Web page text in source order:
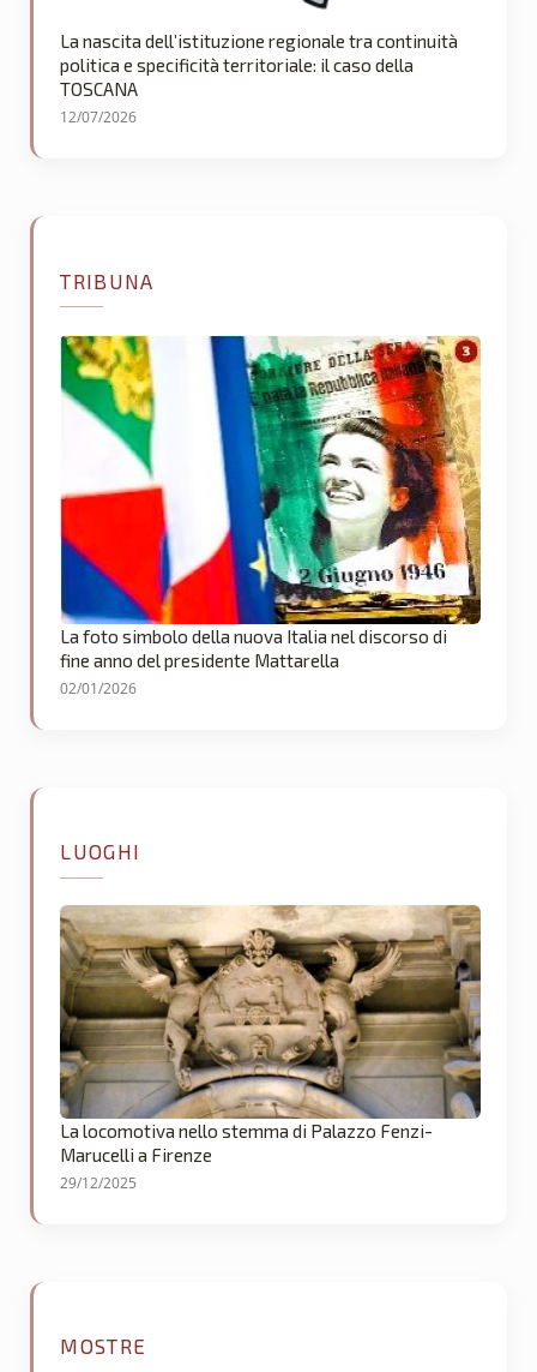
La nascita dell’istituzione regionale tra continuità
politica e specificità territoriale: il caso della
TOSCANA
12/07/2026
TRIBUNA
La foto simbolo della nuova Italia nel discorso di
fine anno del presidente Mattarella
02/01/2026
LUOGHI
La locomotiva nello stemma di Palazzo Fenzi-
Marucelli a Firenze
29/12/2025
MOSTRE